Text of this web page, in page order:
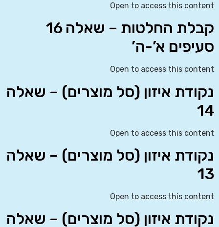
Open to access this content
קבלת החלטות – שאלה 16
סעיפים א’-ה’
Open to access this content
נקודת איזון (סל מוצרים) – שאלה
14
Open to access this content
נקודת איזון (סל מוצרים) – שאלה
13
Open to access this content
נקודת איזון (סל מוצרים) – שאלה